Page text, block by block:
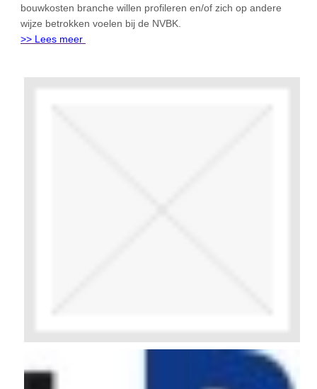
bouwkosten branche willen profileren en/of zich op andere
wijze betrokken voelen bij de NVBK.
>> Lees meer